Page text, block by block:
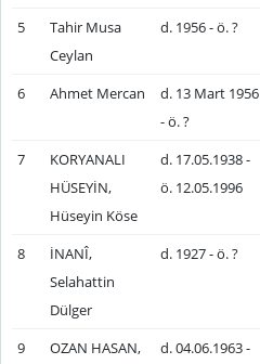
5
Tahir Musa
Ceylan
d. 1956 - ö. ?
6 Ahmet Mercan
d. 13 Mart 1956
- ö. ?
7
KORYANALI
HÜSEYİN,
Hüseyin Köse
d. 17.05.1938 -
ö. 12.05.1996
8
İNANÎ,
Selahattin
Dülger
d. 1927 - ö. ?
9 OZAN HASAN, d. 04.06.1963 -